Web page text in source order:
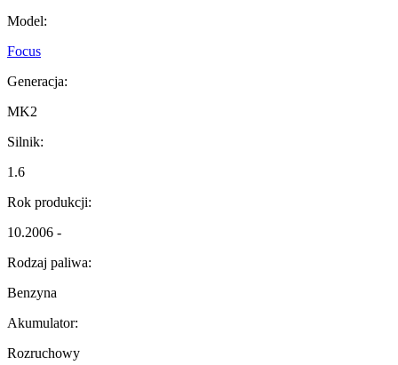
Model:
Focus
Generacja:
MK2
Silnik:
1.6
Rok produkcji:
10.2006 -
Rodzaj paliwa:
Benzyna
Akumulator:
Rozruchowy